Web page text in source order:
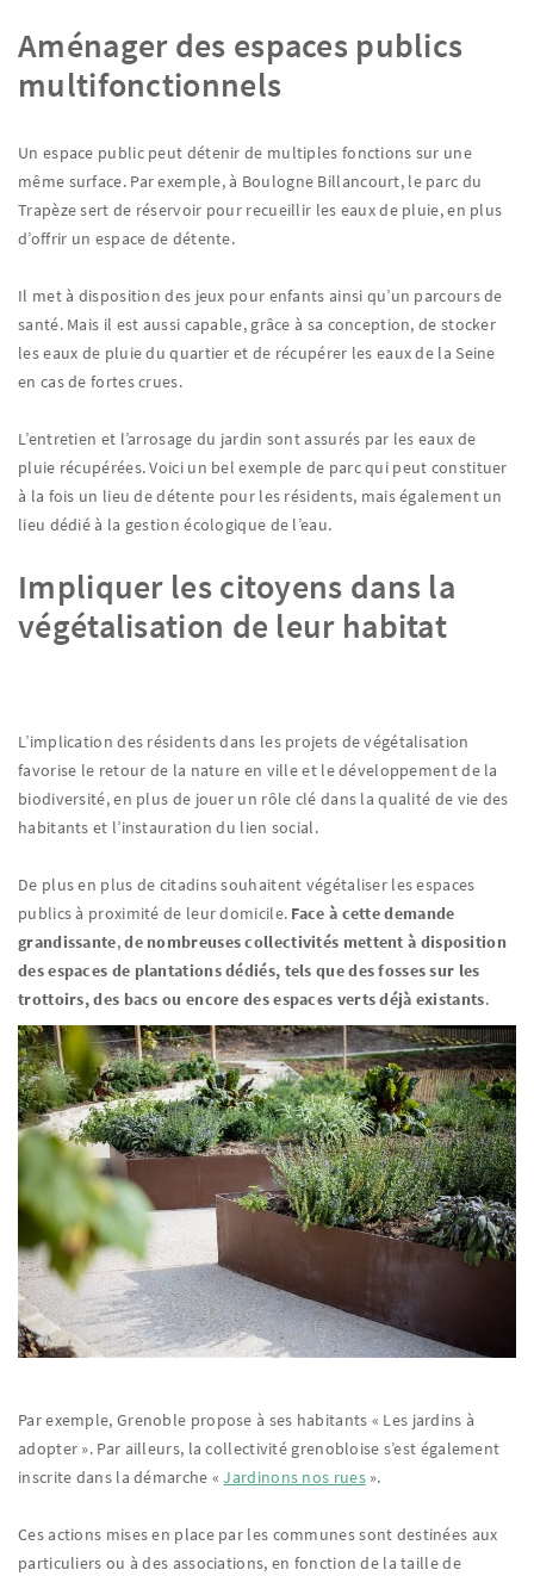
Aménager des espaces publics
multifonctionnels
Un espace public peut détenir de multiples fonctions sur une
même surface. Par exemple, à Boulogne Billancourt, le parc du
Trapèze sert de réservoir pour recueillir les eaux de pluie, en plus
d’offrir un espace de détente.
Il met à disposition des jeux pour enfants ainsi qu’un parcours de
santé. Mais il est aussi capable, grâce à sa conception, de stocker
les eaux de pluie du quartier et de récupérer les eaux de la Seine
en cas de fortes crues.
L’entretien et l’arrosage du jardin sont assurés par les eaux de
pluie récupérées. Voici un bel exemple de parc qui peut constituer
à la fois un lieu de détente pour les résidents, mais également un
lieu dédié à la gestion écologique de l’eau.
Impliquer les citoyens dans la
végétalisation de leur habitat
L’implication des résidents dans les projets de végétalisation
favorise le retour de la nature en ville et le développement de la
biodiversité, en plus de jouer un rôle clé dans la qualité de vie des
habitants et l’instauration du lien social.
De plus en plus de citadins souhaitent végétaliser les espaces
publics à proximité de leur domicile. Face à cette demande
grandissante,de nombreuses collectivités mettent à disposition
des espaces de plantations dédiés, tels que des fosses sur les
trottoirs, des bacs ou encore des espaces verts déjà existants.
Par exemple, Grenoble propose à ses habitants « Les jardins à
adopter ». Par ailleurs, la collectivité grenobloise s’est également
inscrite dans la démarche «Jardinons nos rues».
Ces actions mises en place par les communes sont destinées aux
particuliers ou à des associations, en fonction de la taille de